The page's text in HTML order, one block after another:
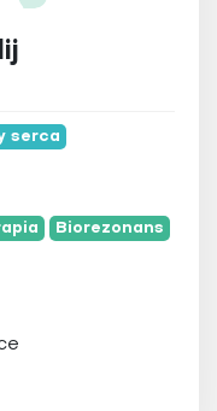
serca
Biorezonans